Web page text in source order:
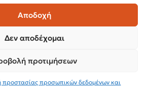
Αποδοχή
Δεν αποδέχομαι
προτιμήσεων
προστασίας προσωπικών δεδομένων και